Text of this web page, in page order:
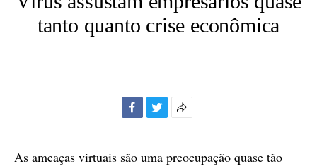
tanto quanto crise econômica
compartilhamento
As ameaças virtuais são uma preocupação quase tão